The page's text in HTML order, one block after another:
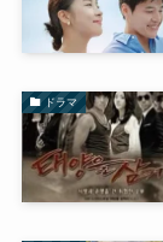
ドラマ